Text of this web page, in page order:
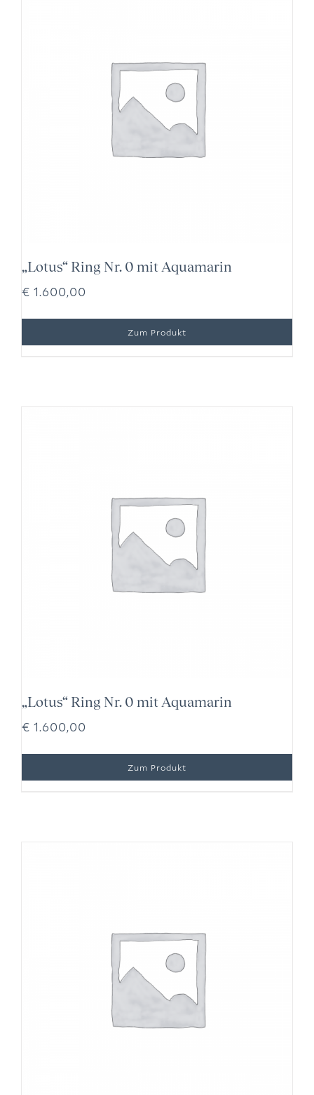
„Lotus“ Ring Nr. 0 mit Aquamarin
€ 1.600,00
„Lotus“ Ring Nr. 0 mit Aquamarin
€ 1.600,00